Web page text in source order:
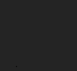
.